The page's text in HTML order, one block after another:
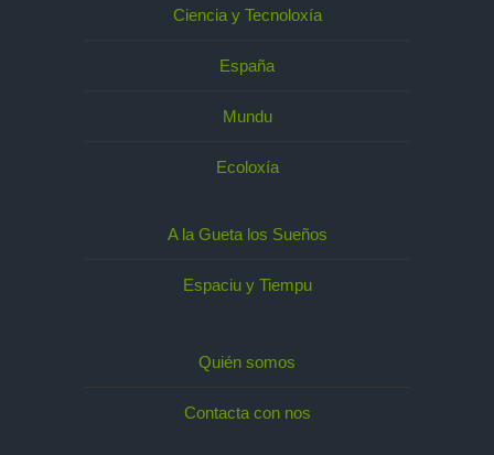
Ciencia y Tecnoloxía
España
Mundu
Ecoloxía
A la Gueta los Sueños
Espaciu y Tiempu
Quién somos
Contacta con nos